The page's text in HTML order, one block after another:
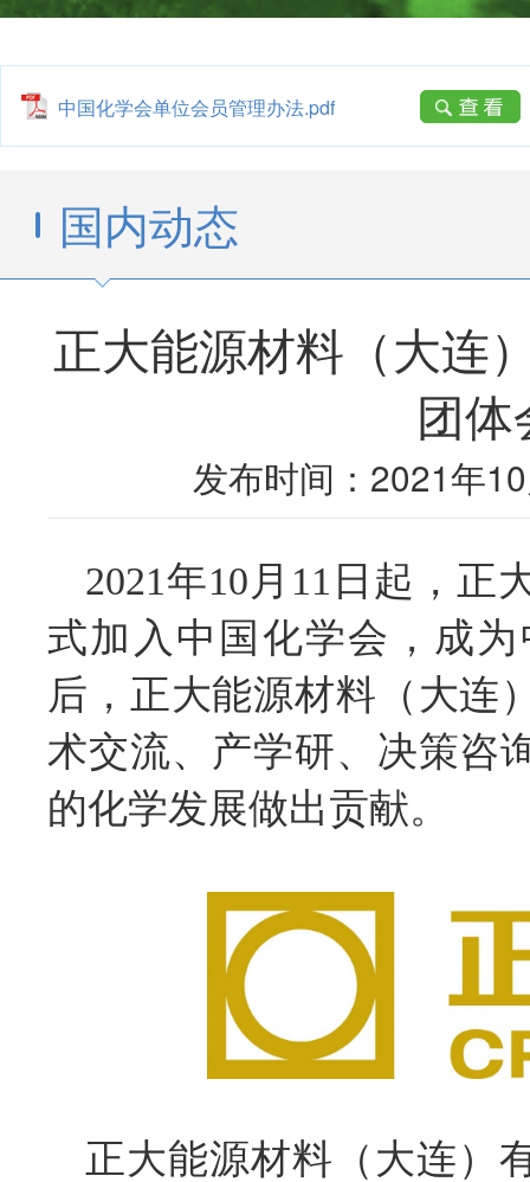
中国化学会单位会员管理办法.pdf
国内动态
正大能源材料（大连
团
发布时间：2021年
2021年10月11日起，正
式加入中国化学会，成
后，正大能源材料（大连
术交流、产学研、决策咨
的化学发展做出贡献。
正大能源材料（大连）